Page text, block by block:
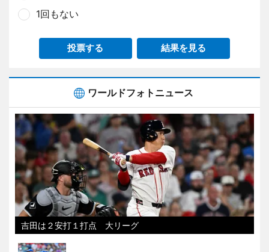
1回もない
投票する 結果を見る
ワールドフォトニュース
吉田は２安打１打点 大リーグ